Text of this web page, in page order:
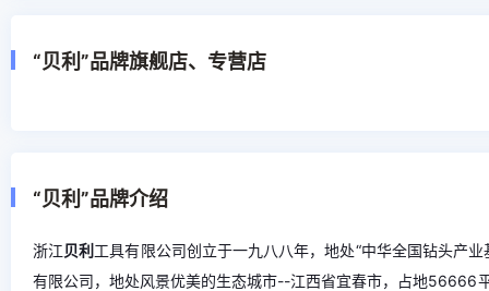
“贝利”品牌旗舰店、专营店
“贝利”品牌介绍
浙江贝利 工具有限公司创立于一九八八年，地处“中华全国钻头产
有限公司，地处风景优美的生态城市--江西省宜春市，占地56666